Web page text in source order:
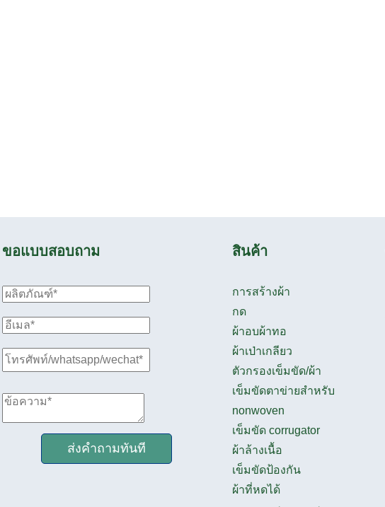
ขอแบบสอบถาม
ส่งคำถามทันที
สินค้า
การสร้างผ้า
กด
ผ้าอบผ้าทอ
ผ้าเป่าเกลียว
ตัวกรองเข็มขัด/ผ้า
เข็มขัดตาข่ายสำหรับ
nonwoven
เข็มขัด corrugator
ผ้าล้างเนื้อ
เข็มขัดป้องกัน
ผ้าที่หดได้